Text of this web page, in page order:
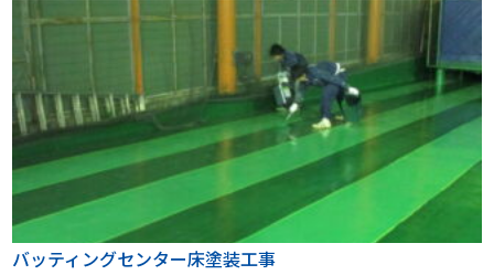
バッティングセンター床塗装工事